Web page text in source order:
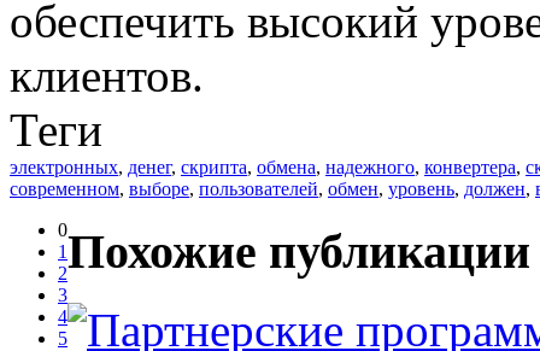
обеспечить высокий
клиентов.
Теги
электронных, денег, скрипта, обмена, надежного, конвертера,
современном, выборе, пользователей, обмен, уровень, должен,
0
1
2
3
4
5
Похожие